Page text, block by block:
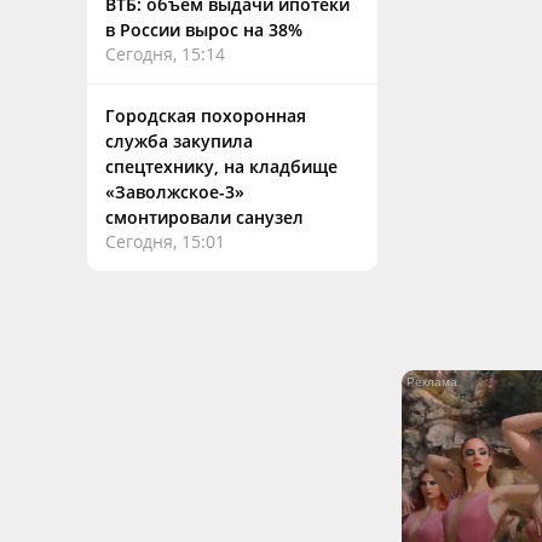
в России вырос на 38%
Сегодня, 15:14
Городская похоронная
служба закупила
спецтехнику, на кладбище
«Заволжское-3»
смонтировали санузел
Сегодня, 15:01